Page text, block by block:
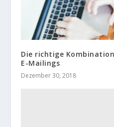
Die richtige
E-Mailings
Dezember 30, 2018